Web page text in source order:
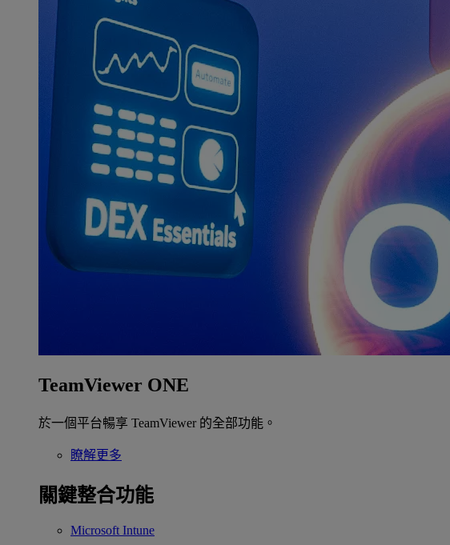
TeamViewer ONE
於一個平台暢享 TeamViewer 的全部功能。
瞭解更多
關鍵整合功能
Microsoft Intune